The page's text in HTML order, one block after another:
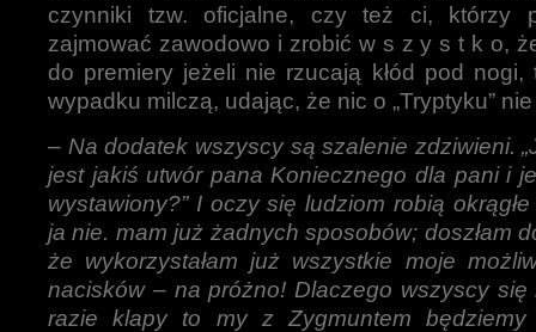
czynniki tzw. oficjalne, czy też ci, którzy
zajmować zawodowo i zrobić w s z y s t k o,
do premiery jeżeli nie rzucają kłód pod nogi,
wypadku milczą, udając, że nic o „Tryptyku”
– Na dodatek wszyscy są szalenie zdziwieni.
jest jakiś utwór pana Koniecznego dla pani i
wystawiony?” I oczy się ludziom robią
ja nie. mam już żadnych sposobów; doszłam
że wykorzystałam już wszystkie moje
nacisków – na próżno! Dlaczego wszyscy się
razie klapy to my z Zygmuntem